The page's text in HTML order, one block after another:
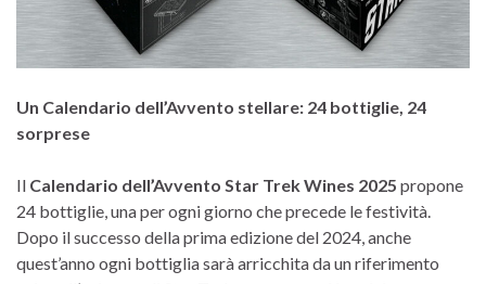
Un Calendario dell’Avvento stellare: 24 bottiglie, 24
sorprese
Il Calendario dell’Avvento Star Trek Wines 2025 propone
24 bottiglie, una per ogni giorno che precede le festività.
Dopo il successo della prima edizione del 2024, anche
quest’anno ogni bottiglia sarà arricchita da un riferimento